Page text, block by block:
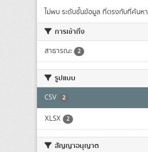
ไม่พบ ระดับชั้นข้อมูล ที่ตรงกับที่ค้นหา
การเข้าถึง
สาธารณะ 2
รูปแบบ
CSV 2
XLSX 2
สัญญาอนุญาต